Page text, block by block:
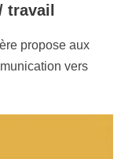
travail
propose aux
vers